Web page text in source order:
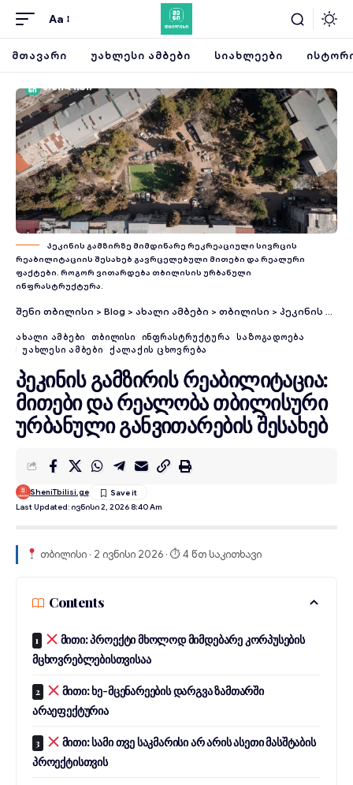
Aa
ᲛᲗᲐᲕᲐᲠᲘ ᲣᲐᲮᲚᲔᲡᲘ ᲐᲛᲑᲔᲑᲘ ᲡᲘᲐᲮᲚᲔᲔᲑᲘ
პეკინის გამზირზე მიმდინარე რეკრეაციული სივრცის
რეაბილიტაციის შესახებ გავრცელებული მითები და რეალური
ფაქტები. როგორ ვითარდება თბილისის ურბანული
ინფრასტრუქტურა.
შენი თბილისი > Blog > ახალი ამბები > თბილისი > პეკინის გამზირის რეაბილიტაცია: მითები და რეალობა თბილისური ურბანული განვითარების შესახებ
ᲐᲮᲐᲚᲘ ᲐᲛᲑᲔᲑᲘ ᲗᲑᲘᲚᲘᲡᲘ ᲘᲜᲤᲠᲐᲡᲢᲠᲣᲥᲢᲣᲠᲐ
ᲡᲐᲖᲝᲒᲐᲓᲝᲔᲑᲐ
ᲣᲐᲮᲚᲔᲡᲘ ᲐᲛᲑᲔᲑᲘ
ᲥᲐᲚᲐᲥᲘᲡ ᲪᲮᲝᲕᲠᲔᲑᲐ
პეკინის გამზირის რეაბილიტაცია:
მითები და რეალობა თბილისური
ურბანული განვითარების შესახებ
Last Updated: Ივნისი 2, 2026 8:40 Am
SheniTbilisi.ge
თბილისი · 2 ივნისი 2026 · ⏱ 4 წთ საკითხავი
Contents
მითი: პროექტი მხოლოდ მიმდებარე კორპუსების
მცხოვრებლებისთვისაა
მითი: ხე-მცენარეების დარგვა ზამთარში
არაეფექტურია
მითი: სამი თვე საკმარისი არ არის ასეთი მასშტაბის
პროექტისთვის